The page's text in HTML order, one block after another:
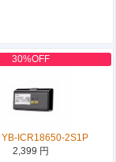
30%OFF
YB-ICR18650-2S1P
2,399 円